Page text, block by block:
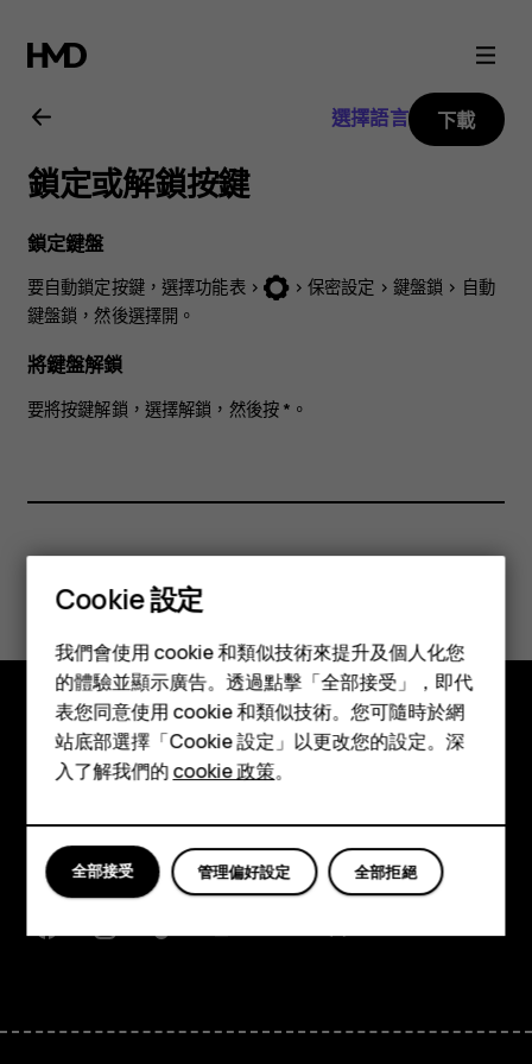
Nokia
3310
3G
用
戶
指
南
智慧型手機
功能型手機
配件
平板電腦
選擇語言 下載
鎖定或解鎖按鍵
鎖定鍵盤
要自動鎖定按鍵，選擇功能表> > 保密設定 > 鍵盤鎖 > 自動
鍵盤鎖 ，然後選擇開 。
將鍵盤解鎖
要將按鍵解鎖，選擇解鎖 ，然後按 * 。
您認為這有幫助嗎？
探索
Planet and people
支援
FacebookInstagram
TiktokYoutubeLinkedinDiscord
Cookie 設定
我們會使用 cookie 和類似技術來提升及個人化您
的體驗並顯示廣告。透過點擊「全部接受」，即代
表您同意使用 cookie 和類似技術。您可隨時於網
站底部選擇「Cookie 設定」以更改您的設定。深
入了解我們的cookie 政策。
全部拒絕
管理偏好設定
全部接受